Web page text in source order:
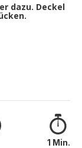
dazu. Deckel
1 Min.